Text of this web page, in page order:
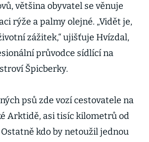
většina obyvatel se věnuje
rýže a palmy olejné. „Vidět je,
zážitek,“ ujišťuje Hvízdal,
průvodce sídlící na
Špicberky.
psů zde vozí cestovatele na
Arktidě, asi tisíc kilometrů od
kdo by netoužil jednou